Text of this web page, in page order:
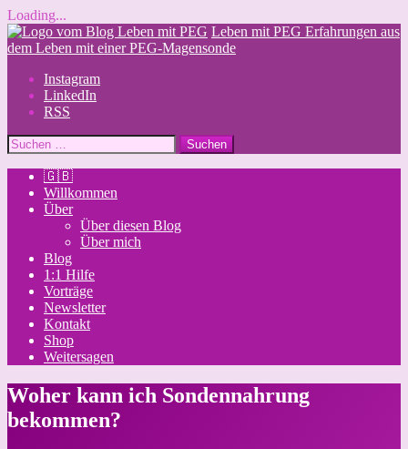
Loading...
Skip
to
Leben mit PEG Erfahrungen aus
dem Leben mit einer PEG-Magensonde
Instagram
LinkedIn
RSS
Suchen
nach:
🇬🇧
Willkommen
Über
Über diesen Blog
Über mich
Blog
1:1 Hilfe
Vorträge
Newsletter
Kontakt
Shop
Weitersagen
Woher kann ich Sondennahrung
bekommen?